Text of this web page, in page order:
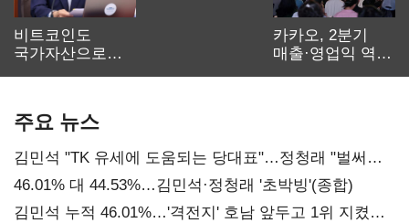
비트코인도
국가자산으로…'
카카오, 2분기
매출·영업익 역대
주요 뉴스
김민석 "TK 유세에 도움되는 당대표"…정청래 "벌써
대표된 양 당직 배분"
46.01% 대 44.53%…김민석·정청래 '초박빙'(종합)
김민석 누적 46.01%…'격전지' 호남 앞두고 1위 지켰다